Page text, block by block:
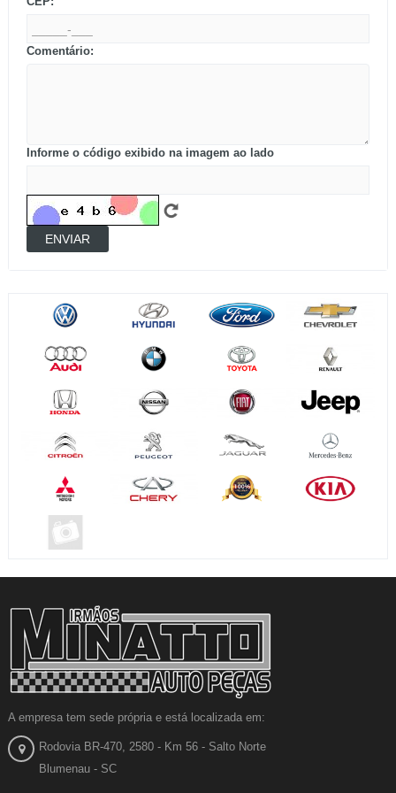
Comentário:
Informe o código exibido na imagem ao lado
ENVIAR
A empresa tem sede própria e está localizada em:
Rodovia BR-470, 2580 - Km 56 - Salto Norte
Blumenau - SC